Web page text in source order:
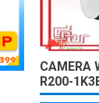
CAMERA
R200-